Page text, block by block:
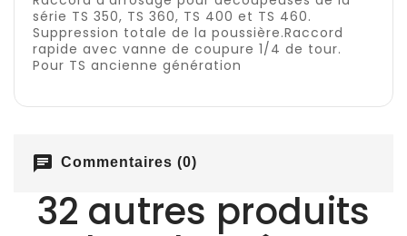
série TS 350, TS 360, TS 400 et TS 460.
Suppression totale de la poussière.Raccord
rapide avec vanne de coupure 1/4 de tour.
Pour TS ancienne génération
chat Commentaires (0)
32 autres produits